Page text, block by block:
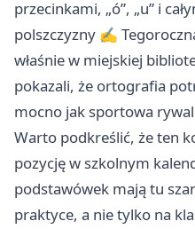
przecinkami, „ó”, „u” i
polszczyzny ✍️
właśnie w miejskiej
pokazali, że ortografia
mocno jak sportowa
Warto podkreślić, że ten
pozycję w szkolnym
podstawówek mają tu
praktyce, a nie tylko na